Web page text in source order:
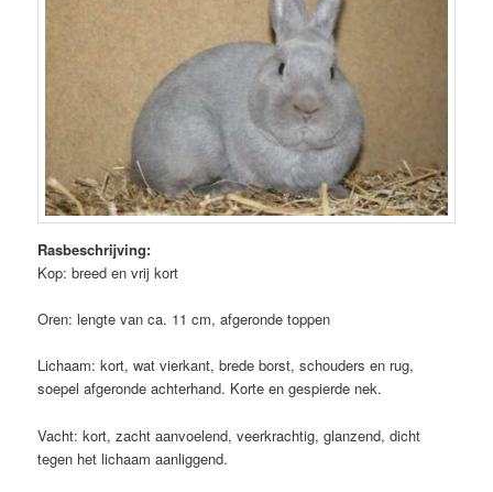
Rasbeschrijving:
Kop: breed en vrij kort
Oren: lengte van ca. 11 cm, afgeronde toppen
Lichaam: kort, wat vierkant, brede borst, schouders en rug,
soepel afgeronde achterhand. Korte en gespierde nek.
Vacht: kort, zacht aanvoelend, veerkrachtig, glanzend, dicht
tegen het lichaam aanliggend.